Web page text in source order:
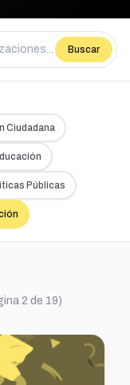
Buscar
Ciudadana
Públicas
2 de 19)